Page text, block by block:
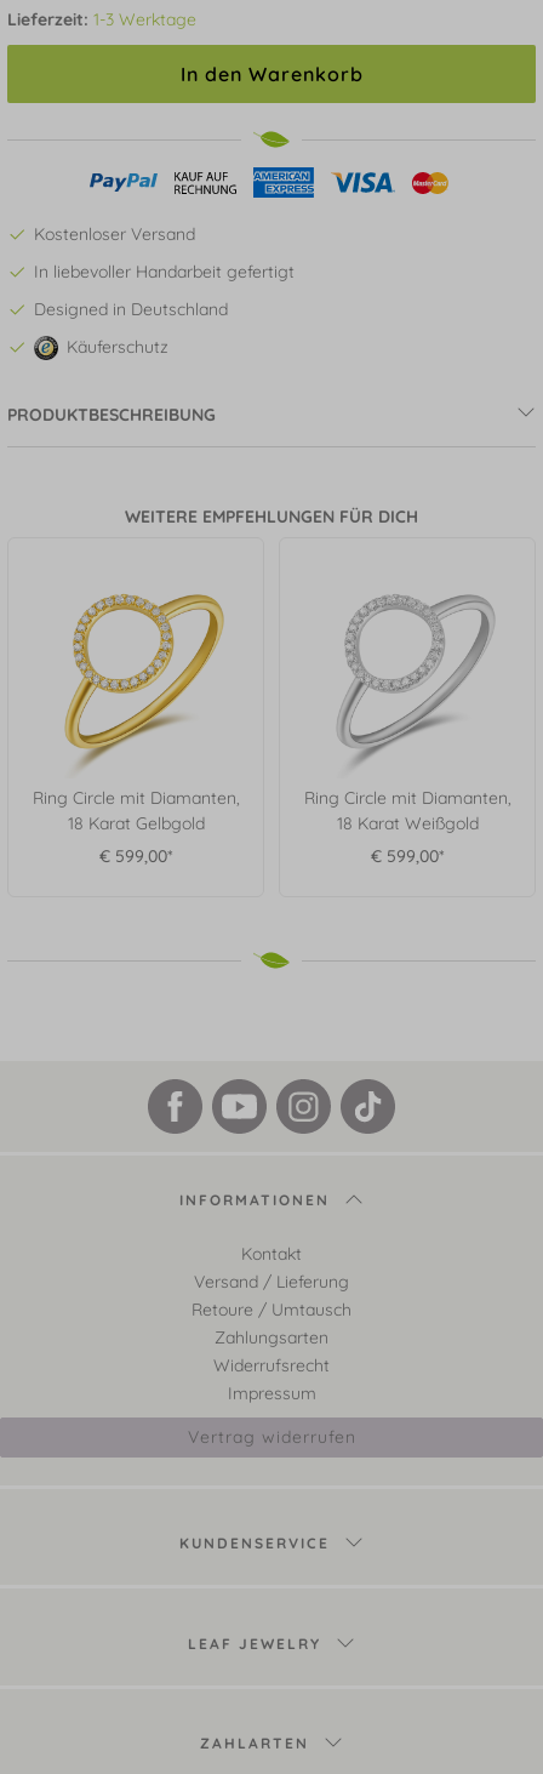
Lieferzeit: 1-3 Werktage
In den Warenkorb
Kostenloser Versand
In liebevoller Handarbeit gefertigt
Designed in Deutschland
Käuferschutz
PRODUKTBESCHREIBUNG
WEITERE EMPFEHLUNGEN FÜR DICH
Ring Circle mit Diamanten,
18 Karat Gelbgold
€ 599,00*
Ring Circle mit Diamanten,
18 Karat Weißgold
€ 599,00*
INFORMATIONEN
Kontakt
Versand / Lieferung
Retoure / Umtausch
Zahlungsarten
Widerrufsrecht
Impressum
Vertrag widerrufen
KUNDENSERVICE
LEAF JEWELRY
ZAHLARTEN